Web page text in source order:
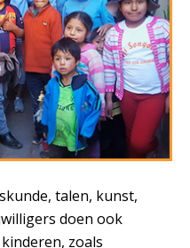
talen, kunst,
doen ook
zoals